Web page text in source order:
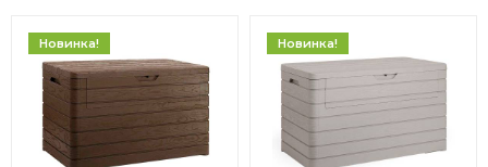
Новинка! Новинка!